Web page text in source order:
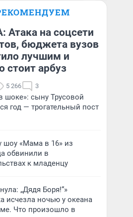
Атака на соцсети
бюджета вузов
лучшим и
стоит арбуз
5 266 3
шоке»: сыну Трусовой
год — трогательный пост
шоу «Мама в 16» из
обвинили в
к младенцу
„Дядя Боря!“»
исчезла ночью у океана
Что произошло в